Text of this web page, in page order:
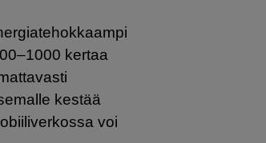
kertaa
kestää
voi